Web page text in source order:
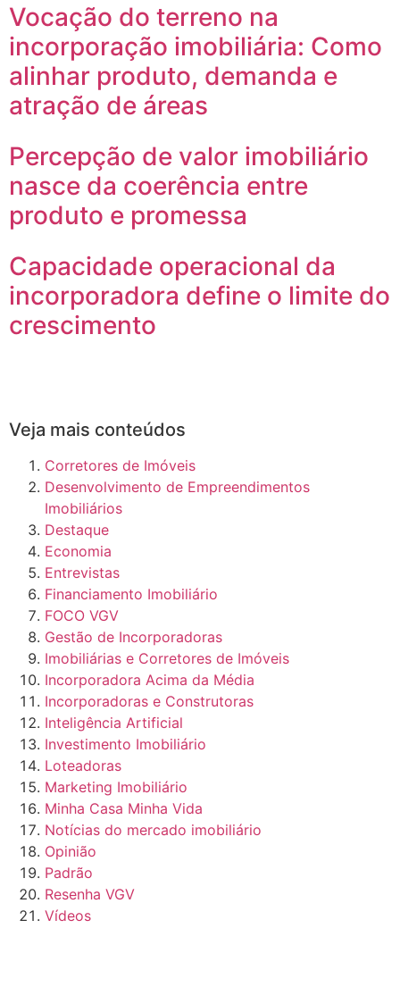
Vocação do terreno na
incorporação imobiliária: Como
alinhar produto, demanda e
atração de áreas
Percepção de valor imobiliário
nasce da coerência entre
produto e promessa
Capacidade operacional da
incorporadora define o limite do
crescimento
Veja mais conteúdos
Corretores de Imóveis
Desenvolvimento de Empreendimentos
Imobiliários
Destaque
Economia
Entrevistas
Financiamento Imobiliário
FOCO VGV
Gestão de Incorporadoras
Imobiliárias e Corretores de Imóveis
Incorporadora Acima da Média
Incorporadoras e Construtoras
Inteligência Artificial
Investimento Imobiliário
Loteadoras
Marketing Imobiliário
Minha Casa Minha Vida
Notícias do mercado imobiliário
Opinião
Padrão
Resenha VGV
Vídeos